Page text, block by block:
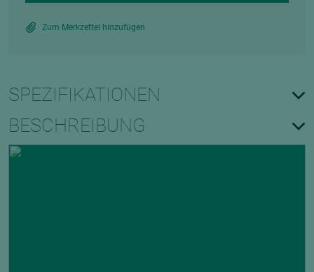
Zum Merkzettel hinzufügen
SPEZIFIKATIONEN
BESCHREIBUNG